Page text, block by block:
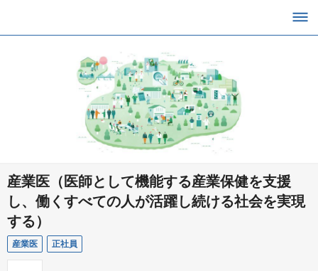
産業医（医師として機能する産業保健を支援
し、働くすべての人が活躍し続ける社会を実現
する）
産業医 正社員